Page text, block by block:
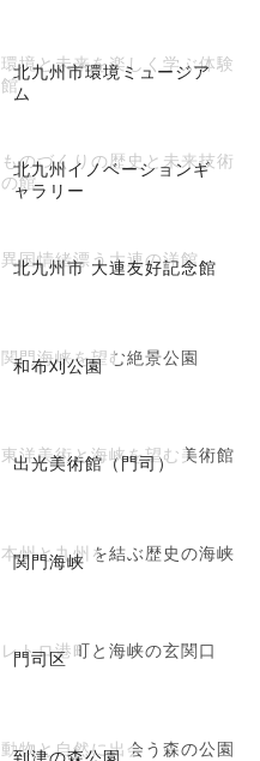
北九州市環境ミュージア
ム
環境と未来を楽しく学ぶ体験
館
北九州イノベーションギ
ャラリー
ものづくりの歴史と未来技術
の館
北九州市 大連友好記念館
異国情緒漂う大連の洋館
和布刈公園
関門海峡を望む絶景公園
出光美術館（門司）
東洋美術と海峡を望む美術館
関門海峡
本州と九州を結ぶ歴史の海峡
門司区
レトロ港町と海峡の玄関口
動物と自然に出会う森の公園